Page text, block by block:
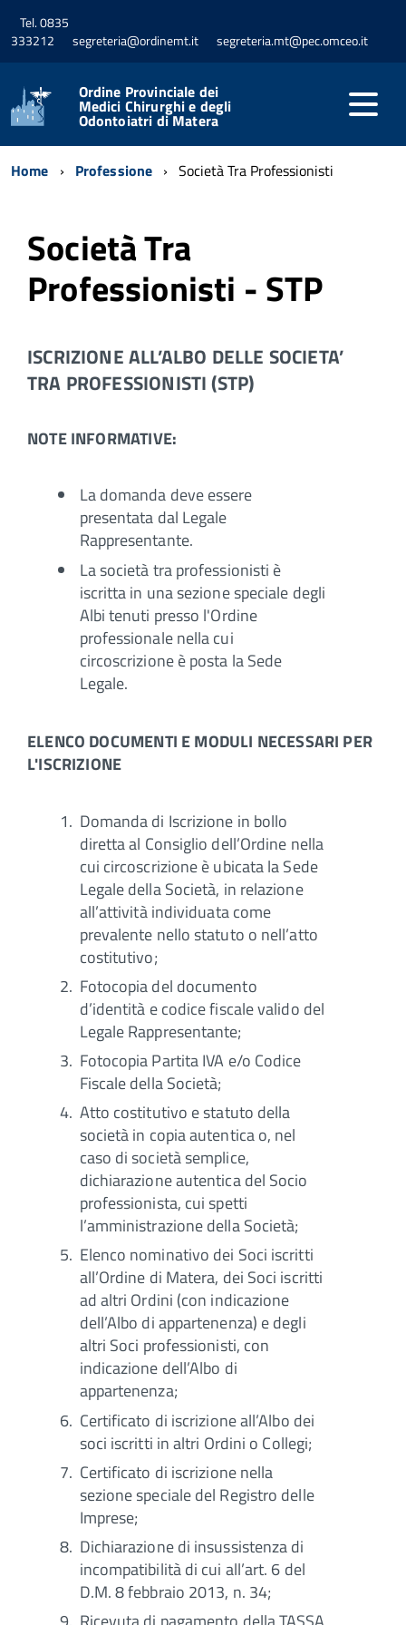
Tel. 0835
333212
segreteria@ordinemt.it segreteria.mt@pec.omceo.it
Ordine Provinciale dei
Medici Chirurghi e degli
Odontoiatri di Matera
Home Professione Società Tra Professionisti
Società Tra
Professionisti - STP
ISCRIZIONE ALL’ALBO DELLE SOCIETA’
TRA PROFESSIONISTI (STP)
NOTE INFORMATIVE:
La domanda deve essere
presentata dal Legale
Rappresentante.
La società tra professionisti è
iscritta in una sezione speciale degli
Albi tenuti presso l'Ordine
professionale nella cui
circoscrizione è posta la Sede
Legale.
ELENCO DOCUMENTI E MODULI NECESSARI PER
L'ISCRIZIONE
Domanda di Iscrizione in bollo
diretta al Consiglio dell’Ordine nella
cui circoscrizione è ubicata la Sede
Legale della Società, in relazione
all’attività individuata come
prevalente nello statuto o nell’atto
costitutivo;
Fotocopia del documento
d’identità e codice fiscale valido del
Legale Rappresentante;
Fotocopia Partita IVA e/o Codice
Fiscale della Società;
Atto costitutivo e statuto della
società in copia autentica o, nel
caso di società semplice,
dichiarazione autentica del Socio
professionista, cui spetti
l’amministrazione della Società;
Elenco nominativo dei Soci iscritti
all’Ordine di Matera, dei Soci iscritti
ad altri Ordini (con indicazione
dell’Albo di appartenenza) e degli
altri Soci professionisti, con
indicazione dell’Albo di
appartenenza;
Certificato di iscrizione all’Albo dei
soci iscritti in altri Ordini o Collegi;
Certificato di iscrizione nella
sezione speciale del Registro delle
Imprese;
Dichiarazione di insussistenza di
incompatibilità di cui all’art. 6 del
D.M. 8 febbraio 2013, n. 34;